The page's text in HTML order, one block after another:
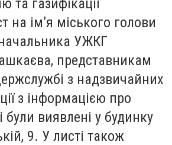
на ім’я міського голови
УЖКГ
представникам
з надзвичайних
з інформацією про
були виявлені у будинку
9. У листі також